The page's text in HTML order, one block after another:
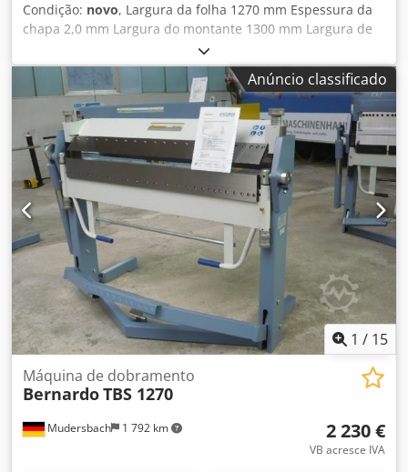
Condição: novo, Largura da folha 1270 mm Espessura da
chapa 2,0 mm Largura do montante 1300 mm Largura de
abertura 48 mm Ângulo de dobragem máx. 135 ° Potência
total necessária Acionamento manual Peso da máquina
aprox. 0,4 toneladas Cedpfxoupxcge Acnjrf Espaço
necessário aprox. 1,6 x 0,9 x 1,2 m Máquina de dobragem
de segmentos Larguras dos segmentos: 25, 35, 40, 50, 75,
100, 125, 150, 250 mm.
Anúncio classificado
1 / 15
Mudersbach 1 792 km
Máquina de dobramento
BernardoTBS 1270
2 230 €
VB acresce IVA